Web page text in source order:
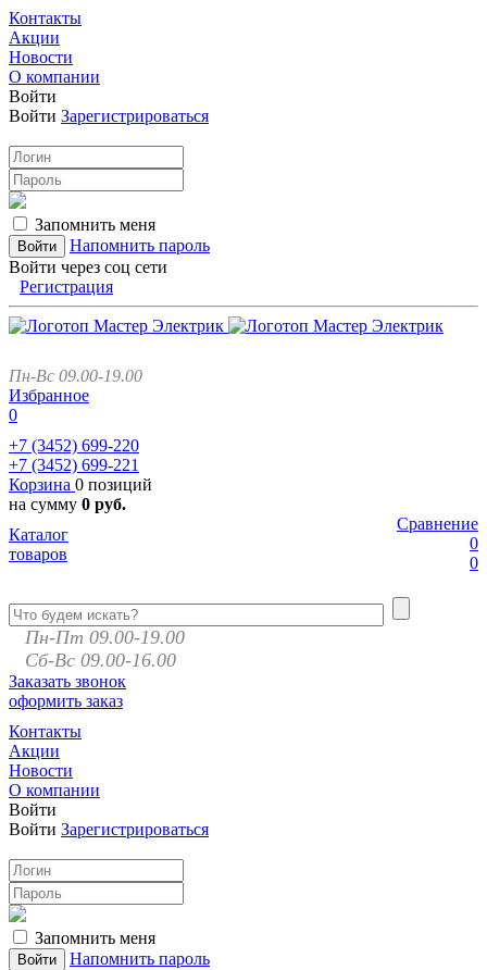
Контакты
Акции
Новости
О компании
Войти
Войти Зарегистрироваться
Запомнить меня
Напомнить пароль
Войти через соц сети
Регистрация
Пн-Вс 09.00-19.00
Избранное
0
+7 (3452) 699-220
+7 (3452) 699-221
Корзина 0 позиций
на сумму 0 руб.
Сравнение
0
0
Каталог
товаров
Пн-Пт 09.00-19.00
Сб-Вс 09.00-16.00
Заказать звонок
оформить заказ
Контакты
Акции
Новости
О компании
Войти
Войти Зарегистрироваться
Запомнить меня
Напомнить пароль